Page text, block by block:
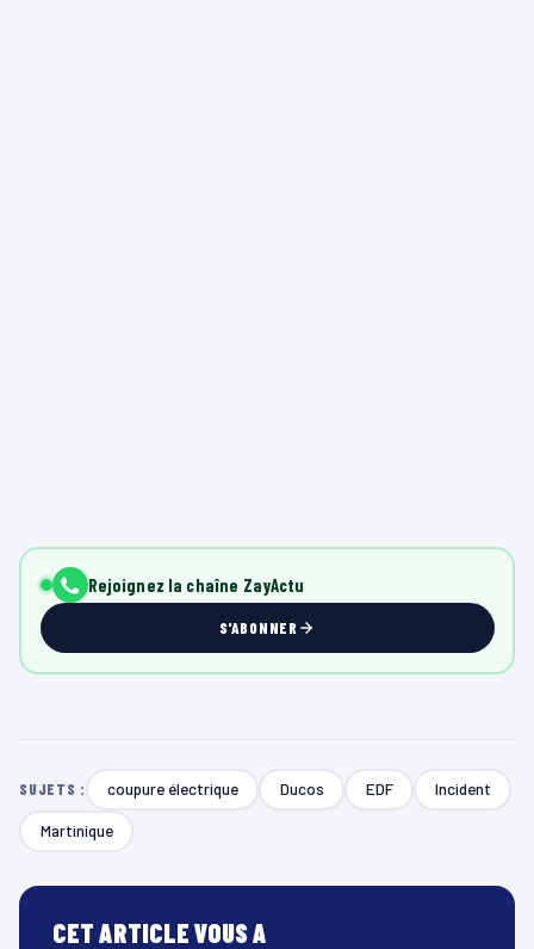
Rejoignez la chaîne ZayActu
S'ABONNER
SUJETS : coupure électrique Ducos EDF Incident
Martinique
CET ARTICLE VOUS A